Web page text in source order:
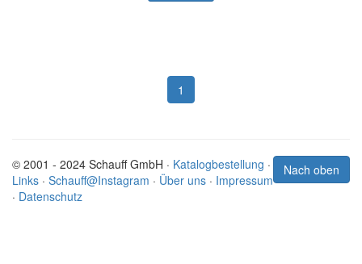
1
Nach oben
© 2001 - 2024 Schauff GmbH · Katalogbestellung ·
Links · Schauff@Instagram · Über uns · Impressum
· Datenschutz